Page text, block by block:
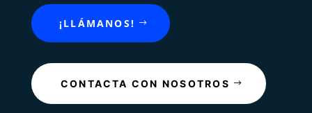
¡LLÁMANOS!
CONTACTA CON NOSOTROS